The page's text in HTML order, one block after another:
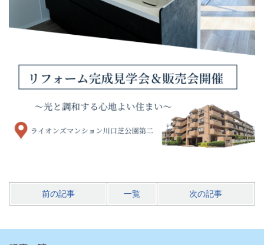
前の記事 一覧 次の記事